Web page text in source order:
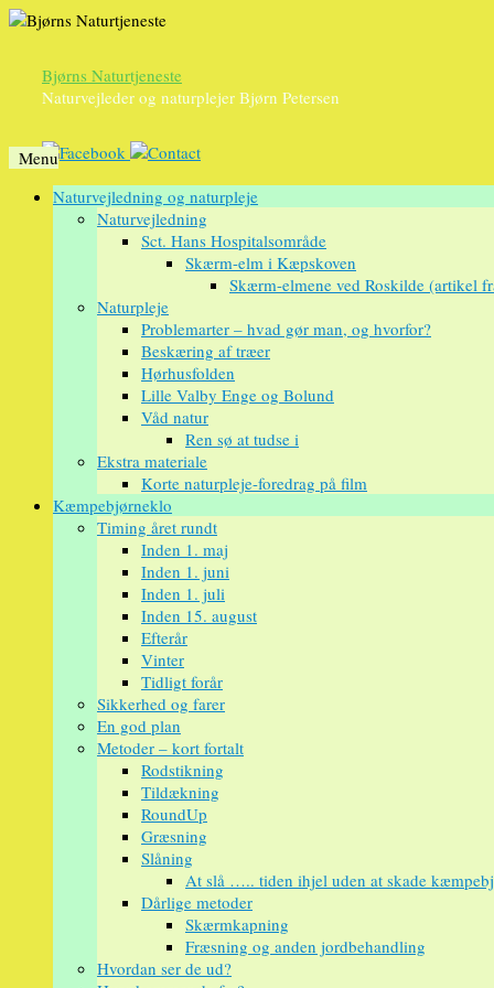
Bjørns Naturtjeneste
Naturvejleder og naturplejer Bjørn Petersen
Menu
VidereNaturvejledning og naturpleje
Naturvejledning
Sct. Hans Hospitalsområde
Skærm-elm i Kæpskoven
Skærm-elmene ved Roskilde (artikel
Naturpleje
Problemarter – hvad gør man, og hvorfor?
Beskæring af træer
Hørhusfolden
Lille Valby Enge og Bolund
Våd natur
Ren sø at tudse i
Ekstra materiale
Korte naturpleje-foredrag på film
Kæmpebjørneklo
Timing året rundt
Inden 1. maj
Inden 1. juni
Inden 1. juli
Inden 15. august
Efterår
Vinter
Tidligt forår
Sikkerhed og farer
En god plan
Metoder – kort fortalt
Rodstikning
Tildækning
RoundUp
Græsning
Slåning
At slå ….. tiden ihjel uden at skade
Dårlige metoder
Skærmkapning
Fræsning og anden jordbehandling
Hvordan ser de ud?